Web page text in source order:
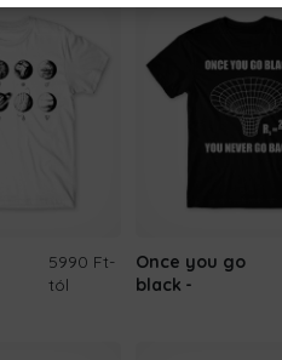
5990 Ft-
tól
Once you go
black